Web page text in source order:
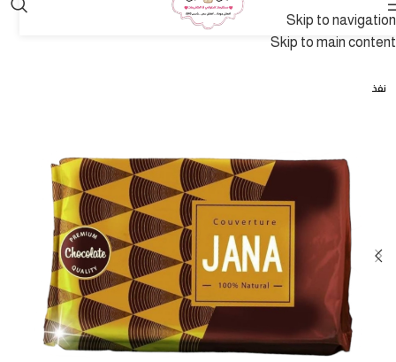
Skip to navigation
Skip to main content
نفذ